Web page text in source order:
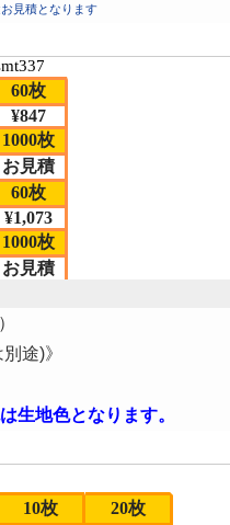
見積となります
途)》
生地色となります。